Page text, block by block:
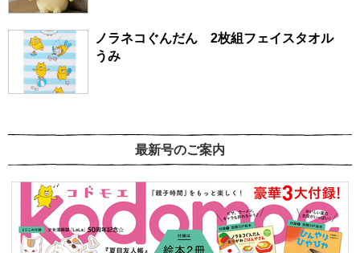
ノラネコぐんだん 2枚組フェイスタオル
うみ
最新号のご案内